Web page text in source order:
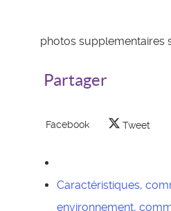
photos supplementaires
Partager
Facebook Tweet
Caractéristiques,
environnement,